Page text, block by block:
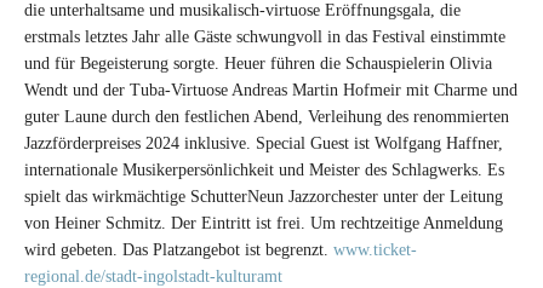
die unterhaltsame und musikalisch-virtuose Eröffnungsgala, die
erstmals letztes Jahr alle Gäste schwungvoll in das Festival einstimmte
und für Begeisterung sorgte. Heuer führen die Schauspielerin Olivia
Wendt und der Tuba-Virtuose Andreas Martin Hofmeir mit Charme und
guter Laune durch den festlichen Abend, Verleihung des renommierten
Jazzförderpreises 2024 inklusive. Special Guest ist Wolfgang Haffner,
internationale Musikerpersönlichkeit und Meister des Schlagwerks. Es
spielt das wirkmächtige SchutterNeun Jazzorchester unter der Leitung
von Heiner Schmitz. Der Eintritt ist frei. Um rechtzeitige Anmeldung
wird gebeten. Das Platzangebot ist begrenzt. www.ticket-
regional.de/stadt-ingolstadt-kulturamt